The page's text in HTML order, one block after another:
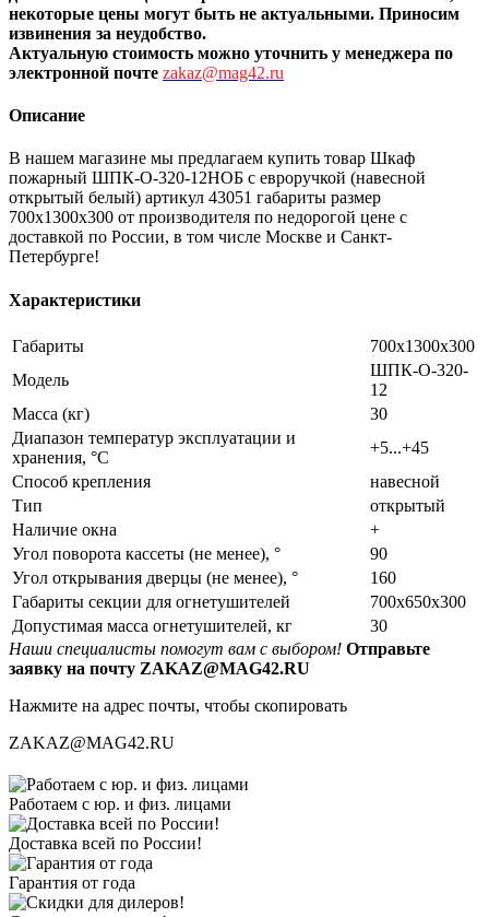
некоторые цены могут быть не актуальными. Приносим
извинения за неудобство.
Актуальную стоимость можно уточнить у менеджера по
электронной почте zakaz@mag42.ru
Описание
В нашем магазине мы предлагаем купить товар Шкаф
пожарный ШПК-О-320-12НОБ с евроручкой (навесной
открытый белый) артикул 43051 габариты размер
700х1300х300 от производителя по недорогой цене с
доставкой по России, в том числе Москве и Санкт-
Петербурге!
Характеристики
Габариты
700х1300х300
Модель
ШПК-О-320-
12
Масса (кг)
30
Диапазон температур эксплуатации и
хранения, °С
+5...+45
Способ крепления
навесной
Тип
открытый
Наличие окна
+
Угол поворота кассеты (не менее), °
90
Угол открывания дверцы (не менее), °
160
Габариты секции для огнетушителей
700х650х300
Допустимая масса огнетушителей, кг
30
Наши специалисты помогут вам с выбором! Отправьте
заявку на почту ZAKAZ@MAG42.RU
Нажмите на адрес почты, чтобы скопировать
ZAKAZ@MAG42.RU
Работаем с юр. и физ. лицами
Доставка всей по России!
Гарантия от года